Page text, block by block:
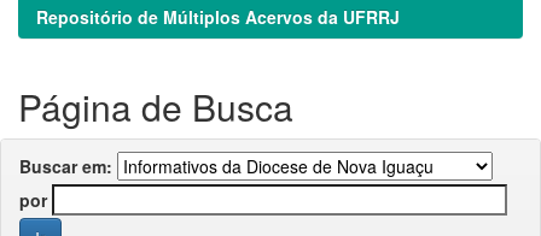
Repositório de Múltiplos Acervos da UFRRJ
Página de Busca
Buscar em:
por